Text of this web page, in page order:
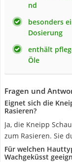
nd
besonders
Dosierung
enthält
Öle
Fragen und
Eignet sich die
Rasieren?
Ja, die Kneipp
zum Rasieren. Sie
Für welchen
Wachgeküsst